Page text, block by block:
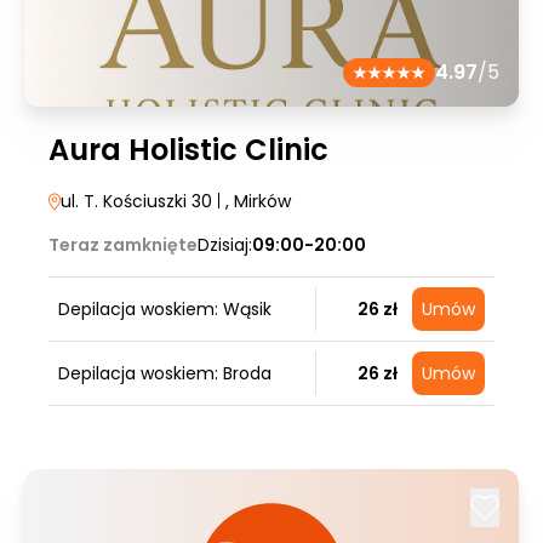
4.97/5
Aura Holistic Clinic
ul. T. Kościuszki 30 , Mirków
Teraz zamknięteDzisiaj:09:00-20:00
Depilacja woskiem: Wąsik 26 zł Umów
Depilacja woskiem: Broda 26 zł Umów